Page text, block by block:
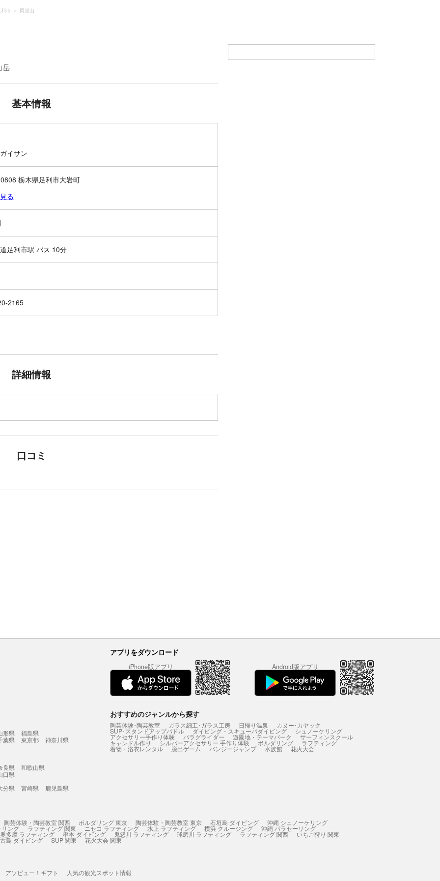
利市 両崖山
岳
基本情報
イサン
栃木県足利市大岩町
る
足利市駅 バス 10分
2165
詳細情報
口コミ
アプリをダウンロード
iPhone版アプリ Android版アプリ
形県
福島県
葉県 東京都
神奈川県
良県
和歌山県
口県
分県 宮崎県
鹿児島県
おすすめのジャンルから探す
陶芸体験･陶芸教室 ガラス細工･ガラス工房 日帰り温泉 カヌー･カヤック
SUP･スタンドアップパドル ダイビング・スキューバダイビング シュノーケリング
アクセサリー手作り体験 パラグライダー 遊園地・テーマパーク サーフィンスクール
キャンドル作り シルバーアクセサリー 手作り体験 ボルダリング ラフティング
着物・浴衣レンタル 脱出ゲーム バンジージャンプ 水族館 花火大会
陶芸体験・陶芸教室 関西 ボルダリング 東京 陶芸体験・陶芸教室 東京 石垣島 ダイビング 沖縄 シュノーケリング
ング ラフティング 関東 ニセコ ラフティング 水上 ラフティング 横浜 クルージング 沖縄 パラセーリング
奥多摩 ラフティング 串本 ダイビング 鬼怒川 ラフティング 球磨川 ラフティング ラフティング 関西 いちご狩り 関東
島 ダイビング SUP 関東 花火大会 関東
アソビュー！ギフト 人気の観光スポット情報